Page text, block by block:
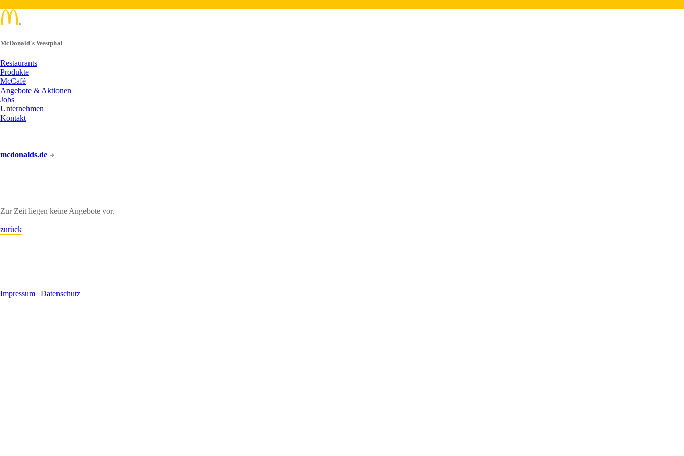
McDonald's Westphal
Restaurants
Produkte
McCafé
Angebote & Aktionen
Jobs
Unternehmen
Kontakt
mcdonalds.de
Zur Zeit liegen keine Angebote vor.
zurück
Impressum | Datenschutz